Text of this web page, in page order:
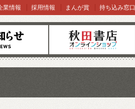
オンラインショップ
業情報 採用情報 まんが賞 持ち込み窓口